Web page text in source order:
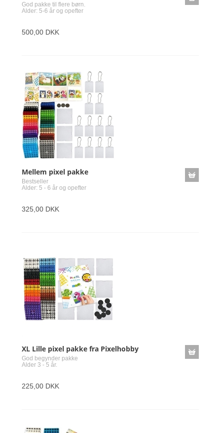
God pakke til flere børn.
Alder: 5-6 år og opefter
500,00 DKK
Mellem pixel pakke
Bestseller
Alder: 5 - 6 år og opefter
325,00 DKK
XL Lille pixel pakke fra Pixelhobby
God begynder pakke
Alder 3 - 5 år.
225,00 DKK